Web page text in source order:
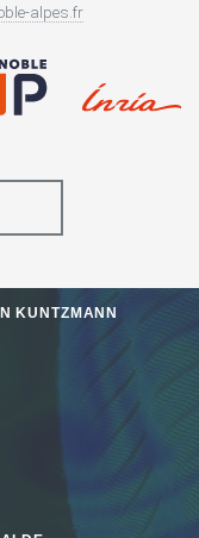
alpes.fr
KUNTZMANN